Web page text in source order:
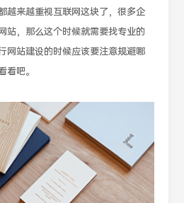
越来越重视互联网这块了，很多企
站，那么这个时候就需要找专业的
网站建设的时候应该要注意规避哪
看吧。